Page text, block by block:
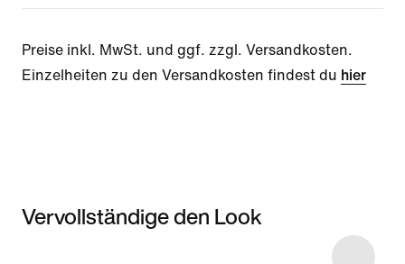
Preise inkl. MwSt. und ggf. zzgl. Versandkosten.
Einzelheiten zu den Versandkosten findest du hier
Vervollständige den Look